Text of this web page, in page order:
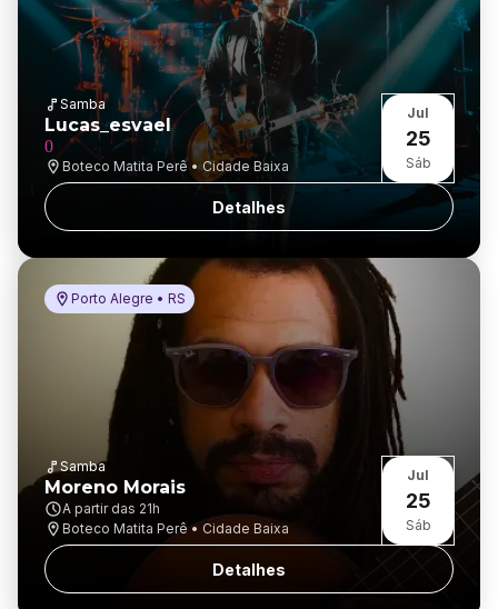
Samba
Lucas_esvael
0
Boteco Matita Perê • Cidade Baixa
Jul
25
Sáb
Detalhes
Porto Alegre • RS
Samba
Moreno Morais
A partir das 21h
Boteco Matita Perê • Cidade Baixa
Jul
25
Sáb
Detalhes